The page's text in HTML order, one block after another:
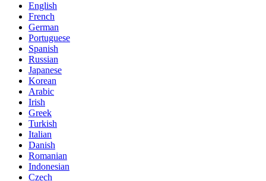
English
French
German
Portuguese
Spanish
Russian
Japanese
Korean
Arabic
Irish
Greek
Turkish
Italian
Danish
Romanian
Indonesian
Czech